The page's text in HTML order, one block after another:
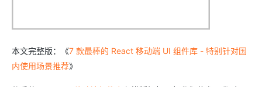
本文完整版：《7 款最棒的 React 移动端 UI 组件库 - 特别针对国
内使用场景推荐》